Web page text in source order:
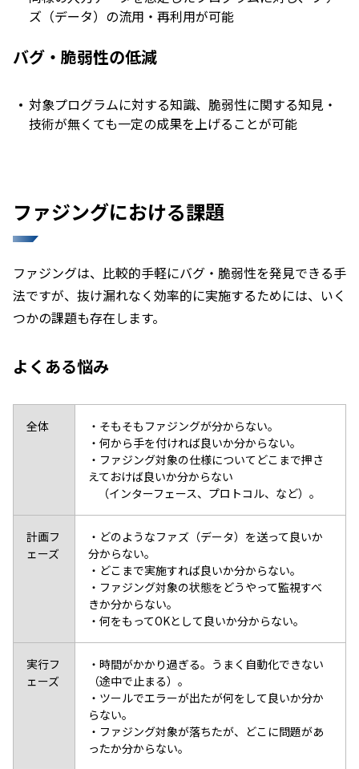
ズ（データ）の流用・再利用が可能
バグ・脆弱性の低減
対象プログラムに対する知識、脆弱性に関する知見・
技術が無くても一定の成果を上げることが可能
ファジングにおける課題
ファジングは、比較的手軽にバグ・脆弱性を発見できる手
法ですが、抜け漏れなく効率的に実施するためには、いく
つかの課題も存在します。
よくある悩み
全体
・そもそもファジングが分からない。
・何から手を付ければ良いか分からない。
・ファジング対象の仕様についてどこまで押さ
えておけば良いか分からない
（インターフェース、プロトコル、など）。
計画フ
ェーズ
・どのようなファズ（データ）を送って良いか
分からない。
・どこまで実施すれば良いか分からない。
・ファジング対象の状態をどうやって監視すべ
きか分からない。
・何をもってOKとして良いか分からない。
実行フ
ェーズ
・時間がかかり過ぎる。うまく自動化できない
（途中で止まる）。
・ツールでエラーが出たが何をして良いか分か
らない。
・ファジング対象が落ちたが、どこに問題があ
ったか分からない。